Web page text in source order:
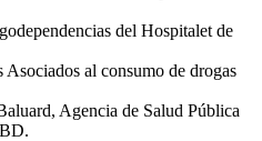
del Hospitalet de
al consumo de drogas
Agencia de Salud Pública